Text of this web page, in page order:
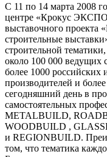
С 11 по 14 марта 2008
центре «Крокус
выставочного проекта
строительные
строительной
около 100 000 ведущих
более 1000
производителей и
сегодняшний день в
самостоятельных
METALBUILD,
WOODBUILD ,
и REGIONBUILD.
том, что тематика